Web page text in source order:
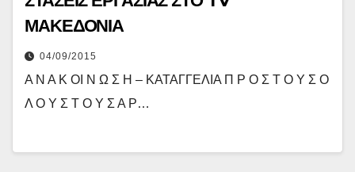
ΜΑΚΕΔΟΝΙΑ
04/09/2015
Α Ν Α Κ ΟΙ Ν Ω Σ Η – ΚΑΤΑΓΓΕΛΙΑ Π Ρ Ο Σ Τ Ο Υ Σ Ο
Λ Ο Υ Σ Τ Ο Υ Σ Α Ρ…